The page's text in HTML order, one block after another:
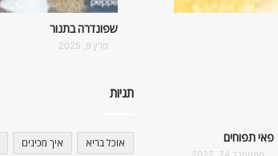
שפונדרה בתנור
מרץ 9, 2025
פאי תפוחים
תגיות
אוכל בריא איך מכינים